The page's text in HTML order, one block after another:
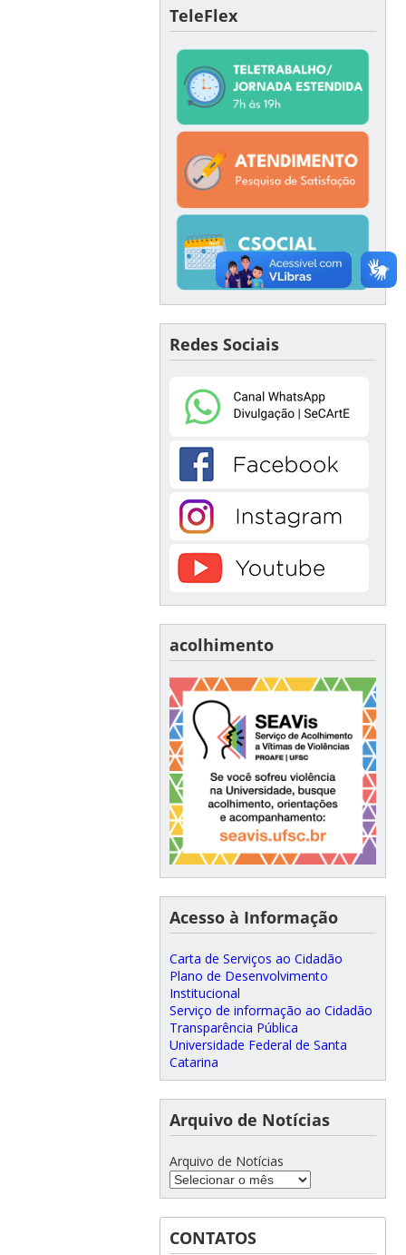
TeleFlex
Redes Sociais
acolhimento
Acesso à Informação
Carta de Serviços ao Cidadão
Plano de Desenvolvimento
Institucional
Serviço de informação ao Cidadão
Transparência Pública
Universidade Federal de Santa
Catarina
Arquivo de Notícias
Arquivo de Notícias
CONTATOS